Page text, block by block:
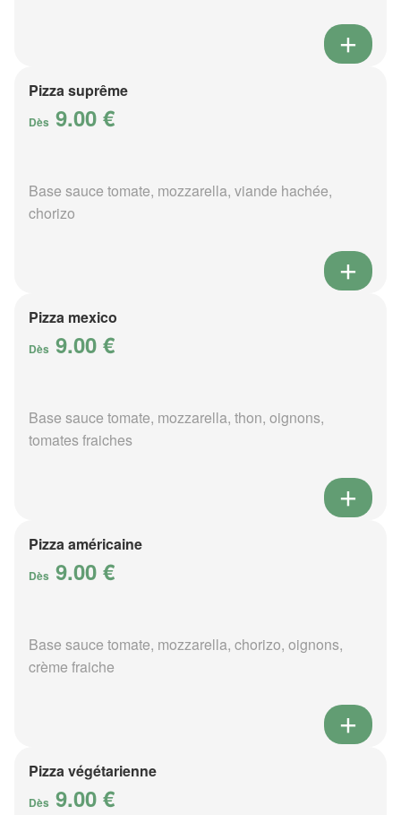
Pizza suprême
Dès 9.00 €
Base sauce tomate, mozzarella, viande hachée,
chorizo
Pizza mexico
Dès 9.00 €
Base sauce tomate, mozzarella, thon, oignons,
tomates fraiches
Pizza américaine
Dès 9.00 €
Base sauce tomate, mozzarella, chorizo, oignons,
crème fraiche
Pizza végétarienne
Dès 9.00 €